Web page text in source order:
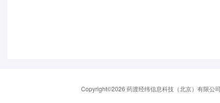
Copyright©2026 药渡经纬信息科技（北京）有限公